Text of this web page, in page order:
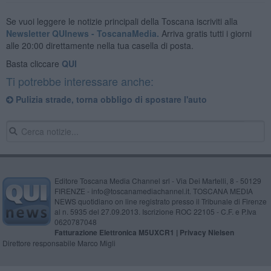
Se vuoi leggere le notizie principali della Toscana iscriviti alla
Newsletter QUInews - ToscanaMedia. Arriva gratis tutti i giorni
alle 20:00 direttamente nella tua casella di posta.
Basta cliccare QUI
Ti potrebbe interessare anche:
​Pulizia strade, torna obbligo di spostare l'auto
Editore Toscana Media Channel srl - Via Dei Martelli, 8 - 50129
FIRENZE - info@toscanamediachannel.it. TOSCANA MEDIA
NEWS quotidiano on line registrato presso il Tribunale di Firenze
al n. 5935 del 27.09.2013. Iscrizione ROC 22105 - C.F. e P.Iva
0620787048
Fatturazione Elettronica M5UXCR1 | Privacy Nielsen
Direttore responsabile Marco Migli